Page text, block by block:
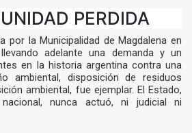
PERDIDA
por la Municipalidad de Magdalena en
adelante una demanda y un
en la historia argentina contra una
ambiental, disposición de residuos
ambiental, fue ejemplar. El Estado,
nunca actuó, ni judicial ni